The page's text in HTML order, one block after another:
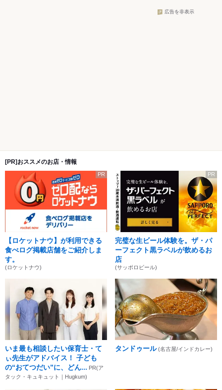
広告を非表示
[PR]おススメのお店・情報
PR
【ロケットナウ】が利用できる
食べログ掲載店舗をご紹介しま
す。
(ロケットナウ)
PR
完璧な生ビール体験を。ザ・パ
ーフェクト黒ラベルが飲めるお
店
(サッポロビール)
いま最も相談したい保育士・て
ぃ先生がアドバイス！ 子ども
の“おてつだい”に、どん... PR(ア
タック・キュキュット｜Hugkum)
タンドゥール (名古屋/インドカレー)